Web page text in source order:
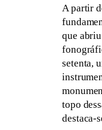
A partir
que
setenta,
topo
destaca-